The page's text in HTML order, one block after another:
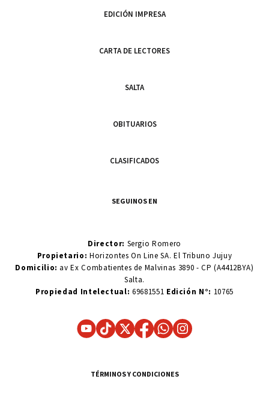
EDICIÓN IMPRESA
CARTA DE LECTORES
SALTA
OBITUARIOS
CLASIFICADOS
SEGUINOS EN
Director: Sergio Romero
Propietario:Horizontes On Line SA. El Tribuno Jujuy
Domicilio: av Ex Combatientes de Malvinas 3890 - CP (A4412BYA)
Salta.
Propiedad Intelectual: 69681551 Edición N°: 10765
TÉRMINOS Y CONDICIONES